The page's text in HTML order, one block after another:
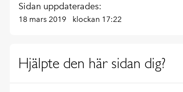
Sidan uppdaterades:
18 mars 2019 klockan 17:22
Hjälpte den här sidan dig?